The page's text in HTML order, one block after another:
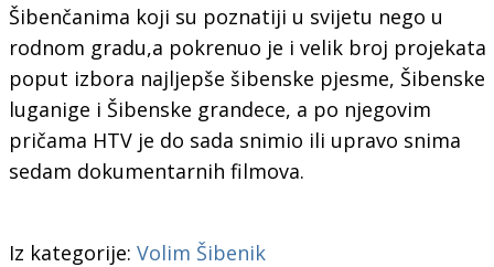
Šibenčanima koji su poznatiji u svijetu nego u
rodnom gradu,a pokrenuo je i velik broj projekata
poput izbora najljepše šibenske pjesme, Šibenske
luganige i Šibenske grandece, a po njegovim
pričama HTV je do sada snimio ili upravo snima
sedam dokumentarnih filmova.
Iz kategorije: Volim Šibenik